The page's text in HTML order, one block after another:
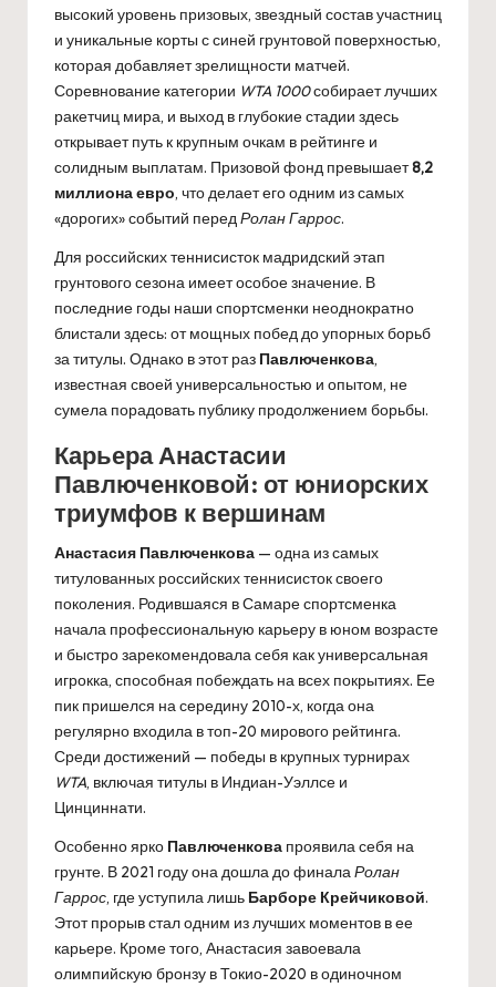
высокий уровень призовых, звездный состав участниц
и уникальные корты с синей грунтовой поверхностью,
которая добавляет зрелищности матчей.
Соревнование категории WTA 1000собирает лучших
ракетчиц мира, и выход в глубокие стадии здесь
открывает путь к крупным очкам в рейтинге и
солидным выплатам. Призовой фонд превышает8,2
миллиона евро, что делает его одним из самых
«дорогих» событий передРолан Гаррос.
Для российских теннисисток мадридский этап
грунтового сезона имеет особое значение. В
последние годы наши спортсменки неоднократно
блистали здесь: от мощных побед до упорных борьб
за титулы. Однако в этот раз Павлюченкова,
известная своей универсальностью и опытом, не
сумела порадовать публику продолжением борьбы.
Карьера Анастасии
Павлюченковой: от юниорских
триумфов к вершинам
Анастасия Павлюченкова — одна из самых
титулованных российских теннисисток своего
поколения. Родившаяся в Самаре спортсменка
начала профессиональную карьеру в юном возрасте
и быстро зарекомендовала себя как универсальная
игрокка, способная побеждать на всех покрытиях. Ее
пик пришелся на середину 2010-х, когда она
регулярно входила в топ-20 мирового рейтинга.
Среди достижений — победы в крупных турнирах
WTA, включая титулы в Индиан-Уэллсе и
Цинциннати.
Особенно ярко Павлюченкова проявила себя на
грунте. В 2021 году она дошла до финалаРолан
Гаррос, где уступила лишь Барборе Крейчиковой.
Этот прорыв стал одним из лучших моментов в ее
карьере. Кроме того, Анастасия завоевала
олимпийскую бронзу в Токио-2020 в одиночном